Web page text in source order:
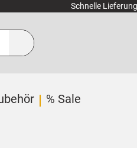
Schnelle Lieferung
% Sale